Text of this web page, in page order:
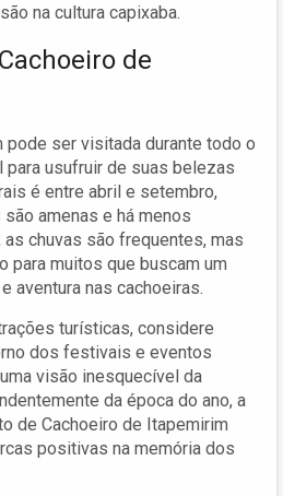
na cultura capixaba.
de
pode ser visitada durante todo o
para usufruir de suas belezas
é entre abril e setembro,
amenas e há menos
chuvas são frequentes, mas
para muitos que buscam um
aventura nas cachoeiras.
turísticas, considere
dos festivais e eventos
visão inesquecível da
da época do ano, a
de Cachoeiro de Itapemirim
positivas na memória dos